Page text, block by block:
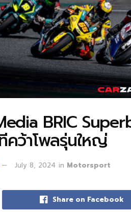
BRIC
คว้าโพลรุ่นใหญ่
July 8, 2024 in Motorsport
Share on Facebook